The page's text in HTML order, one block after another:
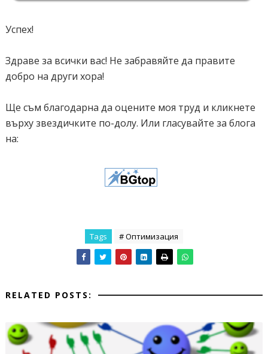
Успех!
Здраве за всички вас! Не забравяйте да правите
добро на други хора!
Ще съм благодарна да оцените моя труд и кликнете
върху звездичките по-долу. Или гласувайте за блога
на:
Tags # Оптимизация
RELATED POSTS: